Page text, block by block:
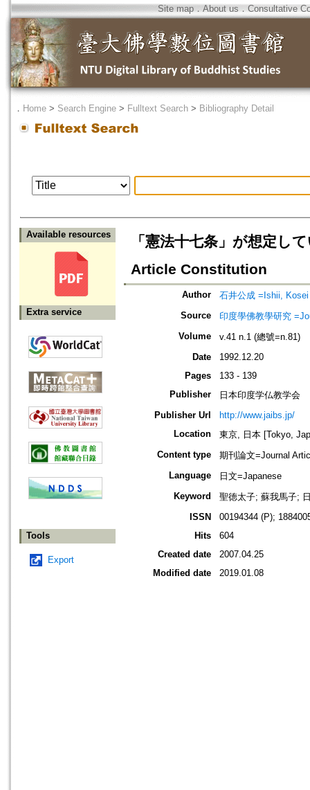
Site map．About us ． Consultative
． Home > Search Engine > Fulltext Search > Bibliography Detail
Available resources
Extra service
Tools
Export
「憲法十七条」が想定
Article Constitution
Author
石井公成 =Ishii, Kosei
Source
印度學佛教學研究
Volume
v.41 n.1 (總號=n.81)
Date
1992.12.20
Pages
133 - 139
Publisher
日本印度学仏教学会
Publisher Url
http://www.jaibs.jp/
Location
東京, 日本 [Tokyo,
Content type
期刊論文=Journal
Language
日文=Japanese
Keyword
聖徳太子; 蘇我馬子;
ISSN
00194344 (P);
Hits
604
Created date
2007.04.25
Modified date
2019.01.08